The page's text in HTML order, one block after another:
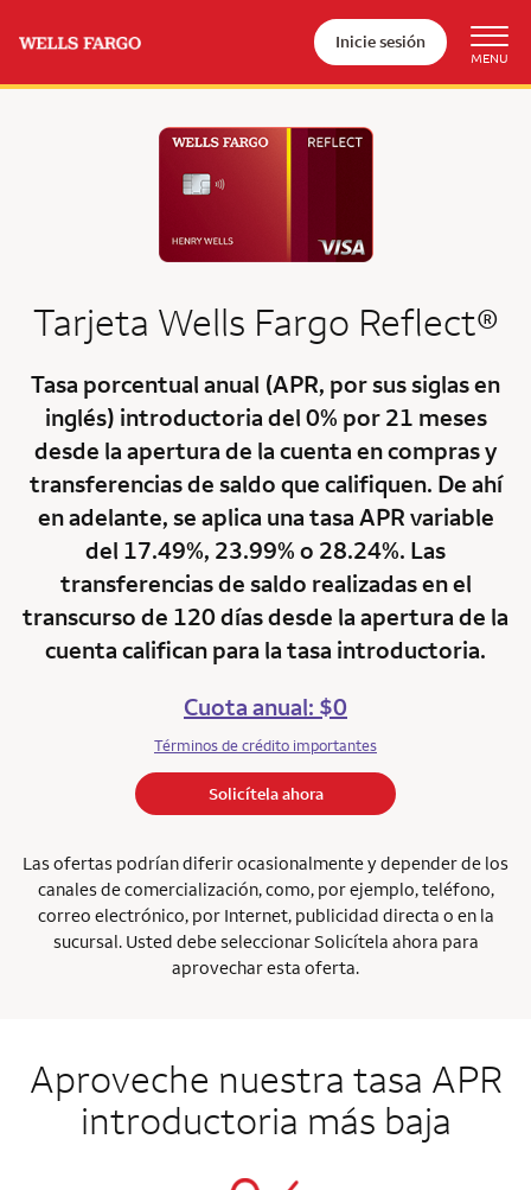
Inicie sesión
Tarjeta Wells Fargo Reflect®
Tasa porcentual anual (APR, por sus siglas en
inglés) introductoria del 0% por 21 meses
desde la apertura de la cuenta en compras y
transferencias de saldo que califiquen. De ahí
en adelante, se aplica una tasa APR variable
del 17.49%, 23.99% o 28.24%. Las
transferencias de saldo realizadas en el
transcurso de 120 días desde la apertura de la
cuenta califican para la tasa introductoria.
Cuota anual: $0
Términos de crédito importantes
Solicítela ahora
Las ofertas podrían diferir ocasionalmente y depender de los
canales de comercialización, como, por ejemplo, teléfono,
correo electrónico, por Internet, publicidad directa o en la
sucursal. Usted debe seleccionar Solicítela ahora para
aprovechar esta oferta.
Aproveche nuestra tasa APR
introductoria más baja